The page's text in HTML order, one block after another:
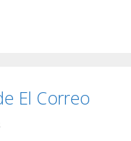
El Correo